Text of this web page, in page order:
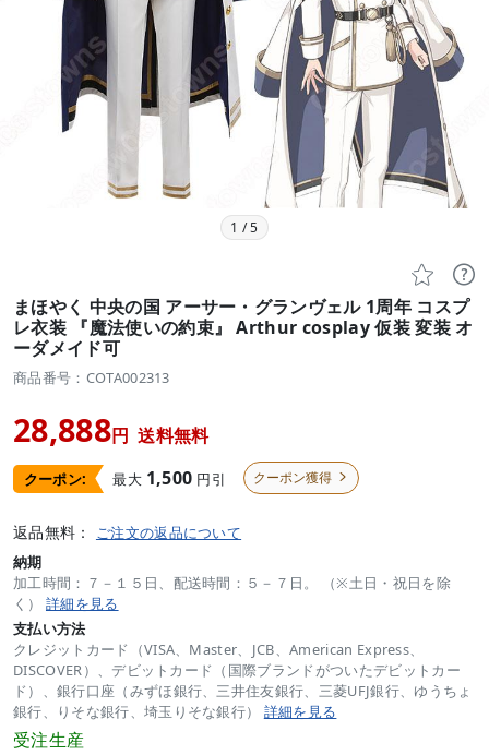
1 /5
 
まほやく 中央の国 アーサー・グランヴェル 1周年 コスプ
レ衣装 『魔法使いの約束』 Arthur cosplay 仮装 変装 オ
ーダメイド可
商品番号：COTA002313
28,888円 送料無料
クーポン: 最大 1,500 円引 クーポン獲得 
返品無料： ご注文の返品について
納期
加工時間：７－１５日、配送時間：５－７日。 （※土日・祝日を除
く） 詳細を見る
支払い方法
クレジットカード（VISA、Master、JCB、American Express、
DISCOVER）、デビットカード（国際ブランドがついたデビットカー
ド）、銀行口座（みずほ銀行、三井住友銀行、三菱UFJ銀行、ゆうちょ
銀行、りそな銀行、埼玉りそな銀行） 詳細を見る
受注生産